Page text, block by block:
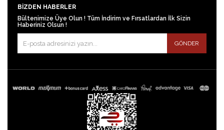
BIZDEN HABERLER
Bültenimize Üye Olun ! Tüm İndirim ve Fırsatlardan İlk Sizin
Haberiniz Olsun !
GÖNDER